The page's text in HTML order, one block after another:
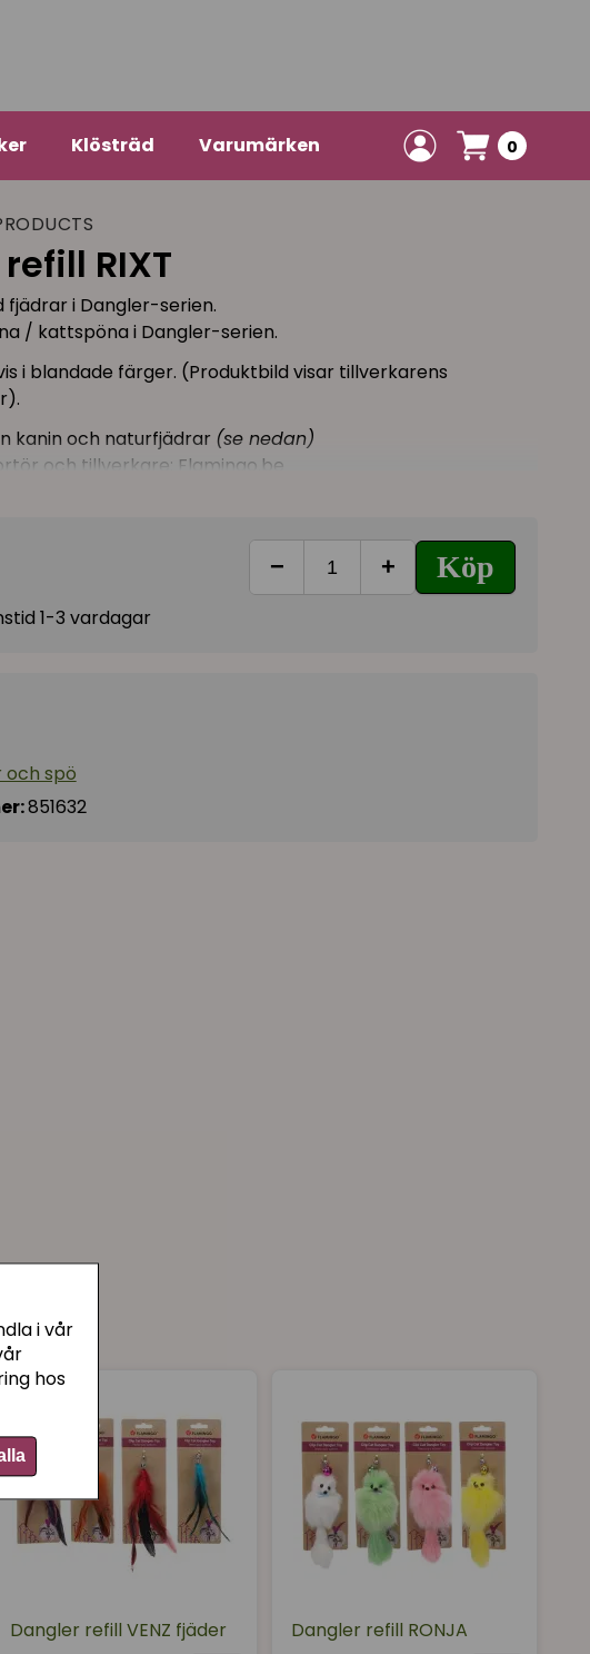
i vår
hos
Klösträd Varumärken 0
RIXT
fjädrar i Dangler-serien.
/ kattspöna i Dangler-serien.
i blandade färger. (Produktbild visar tillverkarens
kanin och naturfjädrar (se nedan)
och tillverkare: Flamingo.be
om sitt val av material:
does not come from animals bred for fur, it is a
industry.
where that byproduct would otherwise go to waste.
use of raw materials fits into our vision in which we
to a circular economy.
food industry, that would otherwise be waste.
− + Köp
1-3 vardagar
och spö
851632
Dangler refill VENZ fjäder Dangler refill RONJA